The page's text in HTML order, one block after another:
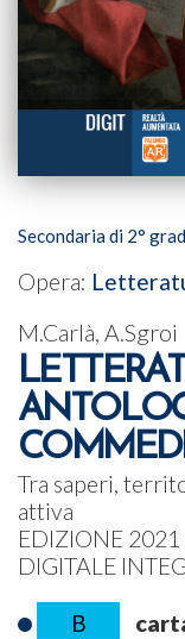
Secondaria di 2°
Opera:
M.Carlà, A.Sgroi
Tra saperi,
attiva
EDIZIONE 2021
DIGITALE
B